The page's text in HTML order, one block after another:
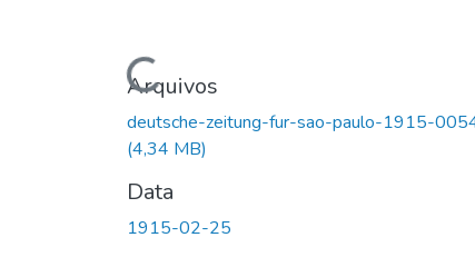
Carregando...
Arquivos
deutsche-zeitung-fur-sao-paulo-1915-
(4,34 MB)
Data
1915-02-25